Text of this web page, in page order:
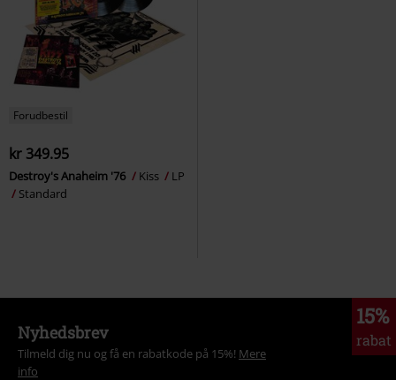
Forudbestil
kr 349.95
Destroy's Anaheim '76 Kiss
LP
Standard
15%
rabat
Nyhedsbrev
Tilmeld dig nu og få en rabatkode på 15%! Mere
info